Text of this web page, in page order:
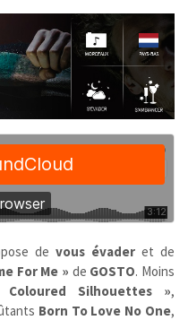
de vous évader et de
For Me » de GOSTO. Moins
Coloured Silhouettes »,
Born To Love No One,